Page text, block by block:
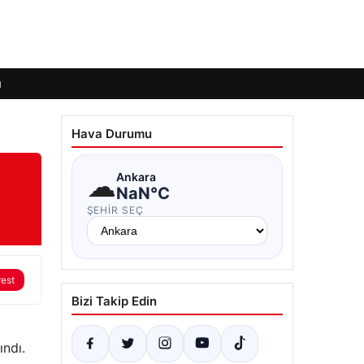
Hava Durumu
☁Ankara
NaN°C
ŞEHIR SEÇ
Bizi Takip Edin